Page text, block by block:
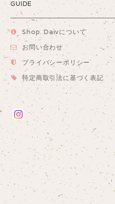
GUIDE
Shop. Daivについて
お問い合わせ
プライバシーポリシー
特定商取引法に基づく表記